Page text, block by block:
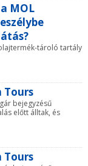
MOL
tároló tartály
Tours
bejegyzésű
előtt álltak, és
Tours